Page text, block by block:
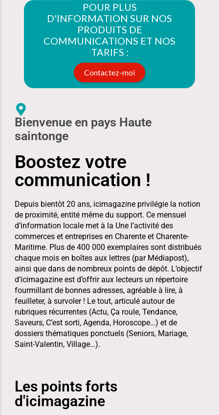
POUR PLUS
D'INFORMATION SUR NOS
PRODUITS DE
COMMUNICATIONS ET NOS
TARIFS :
Contactez-moi
Bienvenue en pays Haute
saintonge
Boostez votre
communication !
Depuis bientôt 20 ans, icimagazine privilégie la notion
de proximité, entité même du support. Ce mensuel
d’information locale met à la Une l’activité des
commerces et entreprises en Charente et Charente-
Maritime. Plus de 400 000 exemplaires sont distribués
chaque mois en boîtes aux lettres (par Médiapost),
ainsi que dans de nombreux points de dépôt. L’objectif
d’icimagazine est d’offrir aux lecteurs un répertoire
fourmillant de bonnes adresses, agréable à lire, à
feuilleter, à survoler ! Le tout, articulé autour de
rubriques récurrentes (Actu, Ça roule, Tendance,
Saveurs, C’est sorti, Agenda, Horoscope…) et de
dossiers thématiques ponctuels (Seniors, Mariage,
Saint-Valentin, Village…).
Les points forts
d'icimagazine